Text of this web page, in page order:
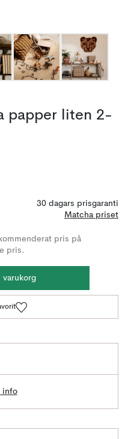
papper liten 2-
30 dagars prisgaranti
Matcha priset
pris på
pris.
varukorg
info